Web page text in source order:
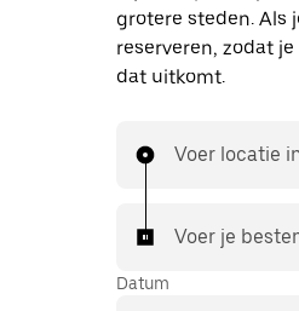
grotere steden. Als
reserveren, zodat
dat uitkomt.
Voer locatie
Voer je
Datum